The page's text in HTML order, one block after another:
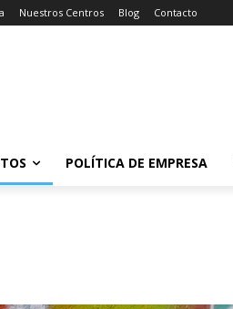
Nuestros Centros Blog Contacto
POLÍTICA DE EMPRESA